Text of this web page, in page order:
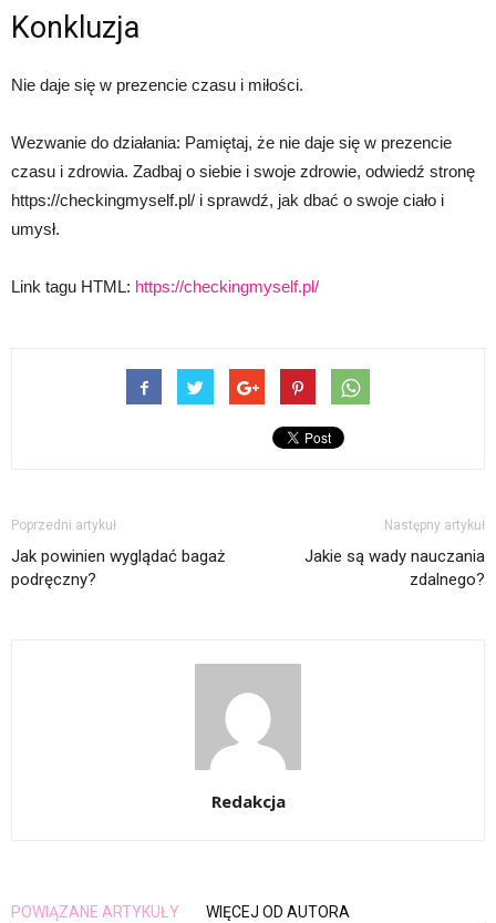
Konkluzja
Nie daje się w prezencie czasu i miłości.
Wezwanie do działania: Pamiętaj, że nie daje się w prezencie
czasu i zdrowia. Zadbaj o siebie i swoje zdrowie, odwiedź stronę
https://checkingmyself.pl/ i sprawdź, jak dbać o swoje ciało i
umysł.
Link tagu HTML: https://checkingmyself.pl/
Poprzedni artykuł
Jak powinien wyglądać bagaż
podręczny?
Następny artykuł
Jakie są wady nauczania
zdalnego?
Redakcja
POWIĄZANE ARTYKUŁY WIĘCEJ OD AUTORA